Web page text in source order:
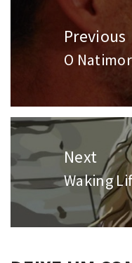
Navegação
Previous
Previous
O
Next
Next
post:
Waking